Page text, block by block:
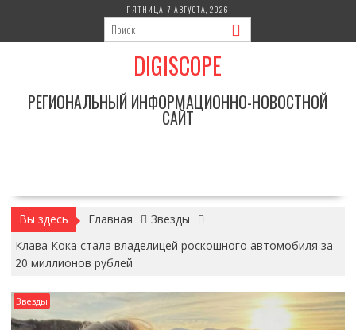
содержимому
ПЯТНИЦА, 7 АВГУСТА, 2026
DIGISCOPE
РЕГИОНАЛЬНЫЙ ИНФОРМАЦИОННО-НОВОСТНОЙ
САЙТ
Вы здесь Главная
Звезды
Клава Кока стала владелицей роскошного автомобиля за
20 миллионов рублей
Звезды